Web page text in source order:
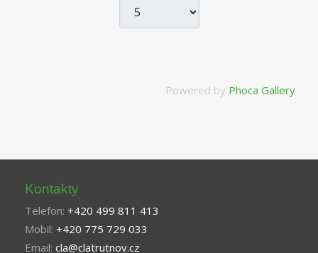
Powered by Phoca Gallery
Kontakty
Telefon: +420 499 811 413
Mobil: +420 775 729 033
Email: cla@clatrutnov.cz